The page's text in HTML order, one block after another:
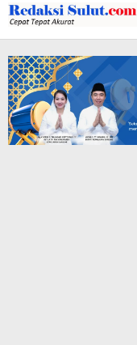
Lewati
ke
konten